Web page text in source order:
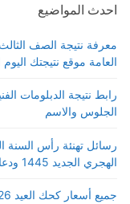
احدث المواضيع
العامة موقع نتيجتك اليوم
الجلوس والاسم
الهجري الجديد 1445 ودعاء العام الجديد